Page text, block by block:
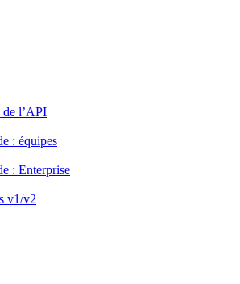
de l’API
: équipes
: Enterprise
v1/v2